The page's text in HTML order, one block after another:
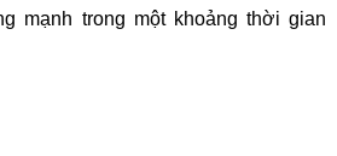
mạnh trong một khoảng thời gian